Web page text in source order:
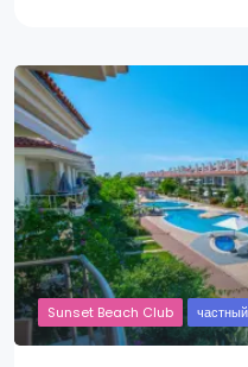
Sunset Beach Club